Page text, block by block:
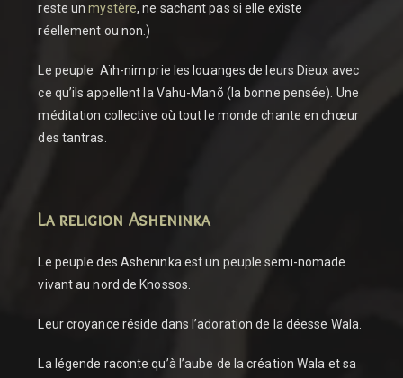
reste unmystère, ne sachant pas si elle existe
réellement ou non.)
Le peuple Aïh-nim prie les louanges de leurs Dieux avec
ce qu’ils appellent la Vahu-Manõ (la bonne pensée). Une
méditation collective où tout le monde chante en chœur
des tantras.
La religion Asheninka
Le peuple des Asheninka est un peuple semi-nomade
vivant au nord de Knossos.
Leur croyance réside dans l’adoration de la déesse Wala.
La légende raconte qu’à l’aube de la création Wala et sa